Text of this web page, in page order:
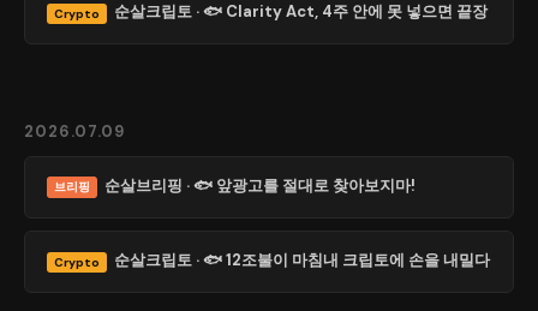
Crypto 순살크립토 · 🐟 Clarity Act, 4주 안에 못 넣으면 끝장
2026.07.09
브리핑 순살브리핑 · 🐟 앞광고를 절대로 찾아보지마!
Crypto 순살크립토 · 🐟 12조불이 마침내 크립토에 손을 내밀다